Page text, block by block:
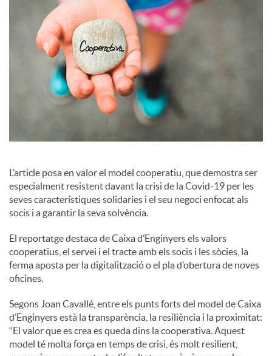
s
L’article posa en valor el model cooperatiu, que demostra ser
especialment resistent davant la crisi de la Covid-19 per les
seves característiques solidaries i el seu negoci enfocat als
socis i a garantir la seva solvència.
El reportatge destaca de Caixa d’Enginyers els valors
cooperatius, el servei i el tracte amb els socis i les sòcies, la
ferma aposta per la digitalització o el pla d’obertura de noves
oficines.
Segons Joan Cavallé, entre els punts forts del model de Caixa
d’Enginyers està la transparència, la resiliència i la proximitat:
“El valor que es crea es queda dins la cooperativa. Aquest
model té molta força en temps de crisi, és molt resilient,